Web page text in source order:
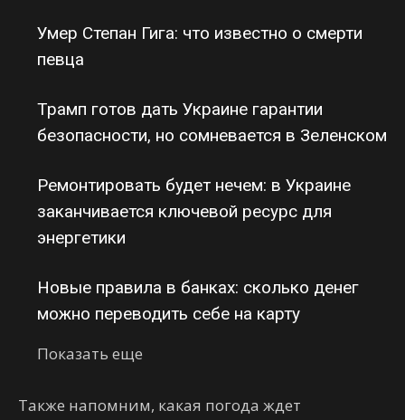
Умер Степан Гига: что известно о смерти
певца
Трамп готов дать Украине гарантии
безопасности, но сомневается в Зеленском
Ремонтировать будет нечем: в Украине
заканчивается ключевой ресурс для
энергетики
Новые правила в банках: сколько денег
можно переводить себе на карту
Показать еще
Также напомним, какая погода ждет